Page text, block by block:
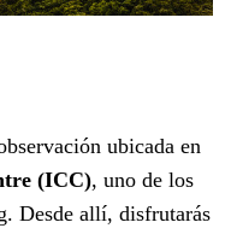
ubicada en
(ICC), uno de los
Desde allí, disfrutarás